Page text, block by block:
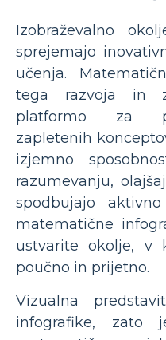
Izobraževalno
sprejemajo
učenja.
tega razvoja in
platformo za
zapletenih
izjemno
razumevanju,
spodbujajo
matematične
ustvarite okolje, v
poučno in prijetno.
Vizualna
infografike, zato